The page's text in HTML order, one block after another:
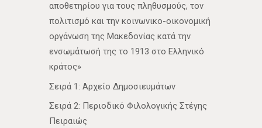
αποθετηρίου για τους πληθυσμούς, τον
πολιτισμό και την κοινωνικο-οικονομική
οργάνωση της Μακεδονίας κατά την
ενσωμάτωσή της το 1913 στο Ελληνικό
κράτος»
Σειρά 1: Αρχείο Δημοσιευμάτων
Σειρά 2: Περιοδικό Φιλολογικής Στέγης
Πειραιώς